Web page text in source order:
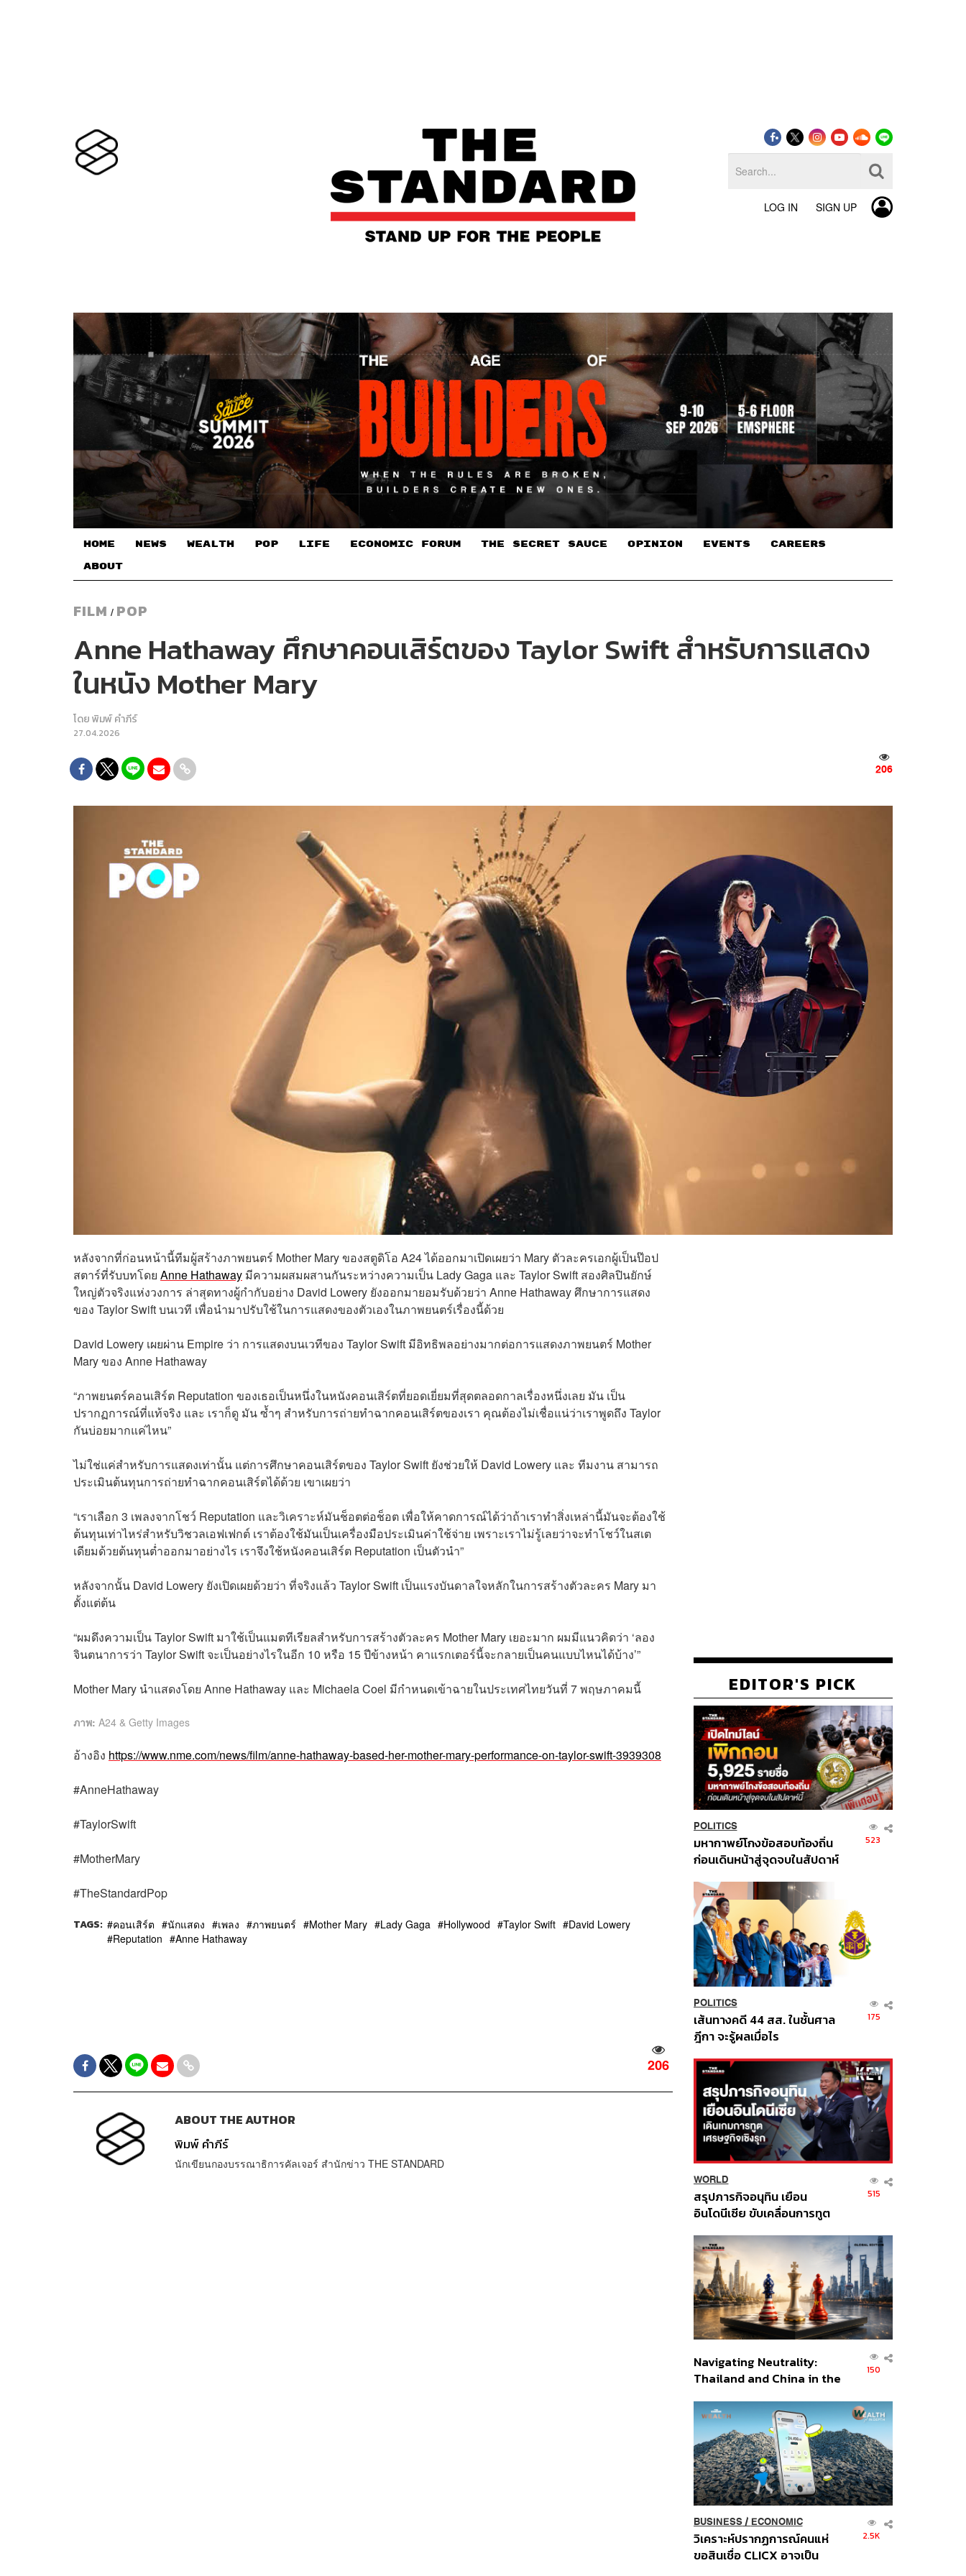
LOG IN SIGN UP
HOME NEWS WEALTH POP LIFE ECONOMIC FORUM THE SECRET SAUCE​ OPINION EVENTS CAREERS
ABOUT
FILM / POP
Anne Hathaway ศึกษาคอนเสิร์ตของ Taylor Swift สำหรับการแสดง
ในหนัง Mother Mary
โดยพิมพ์ คำภีร์
27.04.2026
206
หลังจากที่ก่อนหน้านี้ทีมผู้สร้างภาพยนตร์ Mother Mary ของสตูดิโอ A24 ได้ออกมาเปิดเผยว่า Mary ตัวละครเอกผู้เป็นป๊อป
สตาร์ที่รับบทโดย Anne Hathaway มีความผสมผสานกันระหว่างความเป็น Lady Gaga และ Taylor Swift สองศิลปินยักษ์
ใหญ่ตัวจริงแห่งวงการ ล่าสุดทางผู้กำกับอย่าง David Lowery ยังออกมายอมรับด้วยว่า Anne Hathaway ศึกษาการแสดง
ของ Taylor Swift บนเวที เพื่อนำมาปรับใช้ในการแสดงของตัวเองในภาพยนตร์เรื่องนี้ด้วย
David Lowery เผยผ่าน Empire ว่า การแสดงบนเวทีของ Taylor Swift มีอิทธิพลอย่างมากต่อการแสดงภาพยนตร์ Mother
Mary ของ Anne Hathaway
“ภาพยนตร์คอนเสิร์ต Reputation ของเธอเป็นหนึ่งในหนังคอนเสิร์ตที่ยอดเยี่ยมที่สุดตลอดกาลเรื่องหนึ่งเลย มัน เป็น
ปรากฏการณ์ที่แท้จริง และ เราก็ดู มัน ซ้ำๆ สำหรับการถ่ายทำฉากคอนเสิร์ตของเรา คุณต้องไม่เชื่อแน่ว่าเราพูดถึง Taylor
กันบ่อยมากแค่ไหน”
ไม่ใช่แค่สำหรับการแสดงเท่านั้น แต่การศึกษาคอนเสิร์ตของ Taylor Swift ยังช่วยให้ David Lowery และ ทีมงาน สามารถ
ประเมินต้นทุนการถ่ายทำฉากคอนเสิร์ตได้ด้วย เขาเผยว่า
“เราเลือก 3 เพลงจากโชว์ Reputation และวิเคราะห์มันช็อตต่อช็อต เพื่อให้คาดการณ์ได้ว่าถ้าเราทำสิ่งเหล่านี้มันจะต้องใช้
ต้นทุนเท่าไหร่สำหรับวิชวลเอฟเฟกต์ เราต้องใช้มันเป็นเครื่องมือประเมินค่าใช้จ่าย เพราะเราไม่รู้เลยว่าจะทำโชว์ในสเต
เดียมด้วยต้นทุนต่ำออกมาอย่างไร เราจึงใช้หนังคอนเสิร์ต Reputation เป็นตัวนำ”
หลังจากนั้น David Lowery ยังเปิดเผยด้วยว่า ที่จริงแล้ว Taylor Swift เป็นแรงบันดาลใจหลักในการสร้างตัวละคร Mary มา
ตั้งแต่ต้น
“ผมดึงความเป็น Taylor Swift มาใช้เป็นแมตทีเรียลสำหรับการสร้างตัวละคร Mother Mary เยอะมาก ผมมีแนวคิดว่า ‘ลอง
จินตนาการว่า Taylor Swift จะเป็นอย่างไรในอีก 10 หรือ 15 ปีข้างหน้า คาแรกเตอร์นี้จะกลายเป็นคนแบบไหนได้บ้าง’”
Mother Mary นำแสดงโดย Anne Hathaway และ Michaela Coel มีกำหนดเข้าฉายในประเทศไทยวันที่ 7 พฤษภาคมนี้
ภาพ: A24 & Getty Images
อ้างอิง https://www.nme.com/news/film/anne-hathaway-based-her-mother-mary-performance-on-taylor-swift-3939308
#AnneHathaway
#TaylorSwift
#MotherMary
#TheStandardPop
TAGS: คอนเสิร์ต นักแสดง เพลง ภาพยนตร์ Mother Mary Lady Gaga Hollywood Taylor Swift
David Lowery
Reputation
Anne Hathaway
206
ABOUT THE AUTHOR
พิมพ์ คำภีร์
นักเขียนกองบรรณาธิการคัลเจอร์ สำนักข่าว THE STANDARD
EDITOR'S PICK
POLITICS
มหากาพย์โกงข้อสอบท้องถิ่น
ก่อนเดินหน้าสู่จุดจบในสัปดาห์
523
POLITICS
เส้นทางคดี 44 สส. ในชั้นศาล
ฎีกา จะรู้ผลเมื่อไร
175
WORLD
สรุปภารกิจอนุทิน เยือน
อินโดนีเซีย ขับเคลื่อนการทูต
ส่วนยุทธศาสตร์ไทย –
อินโดนีเซีย
515
Navigating Neutrality:
Thailand and China in the
Order
150
BUSINESS/ ECONOMIC
วิเคราะห์ปรากฏการณ์คนแห่
ขอสินเชื่อ CLICX อาจเป็น
2.5K